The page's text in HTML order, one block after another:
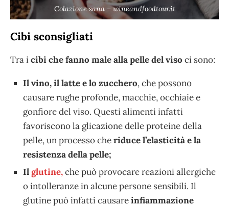
Colazione sana – wineandfoodtour.it
Cibi sconsigliati
Tra icibi che fanno male alla pelle del viso ci sono:
Il vino, il latte e lo zucchero, che possono
causare rughe profonde, macchie, occhiaie e
gonfiore del viso. Questi alimenti infatti
favoriscono la glicazione delle proteine della
pelle, un processo cheriduce l’elasticità e la
resistenza della pelle;
Ilglutine,che può provocare reazioni allergiche
o intolleranze in alcune persone sensibili. Il
glutine può infatti causareinfiammazione